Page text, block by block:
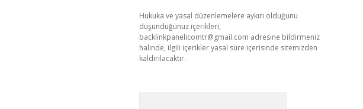
Hukuka ve yasal düzenlemelere aykırı olduğunu
düşündüğünüz içerikleri,
backlinkpanelicomtr@gmail.com adresine bildirmeniz
halinde, ilgili içerikler yasal süre içerisinde sitemizden
kaldırılacaktır.